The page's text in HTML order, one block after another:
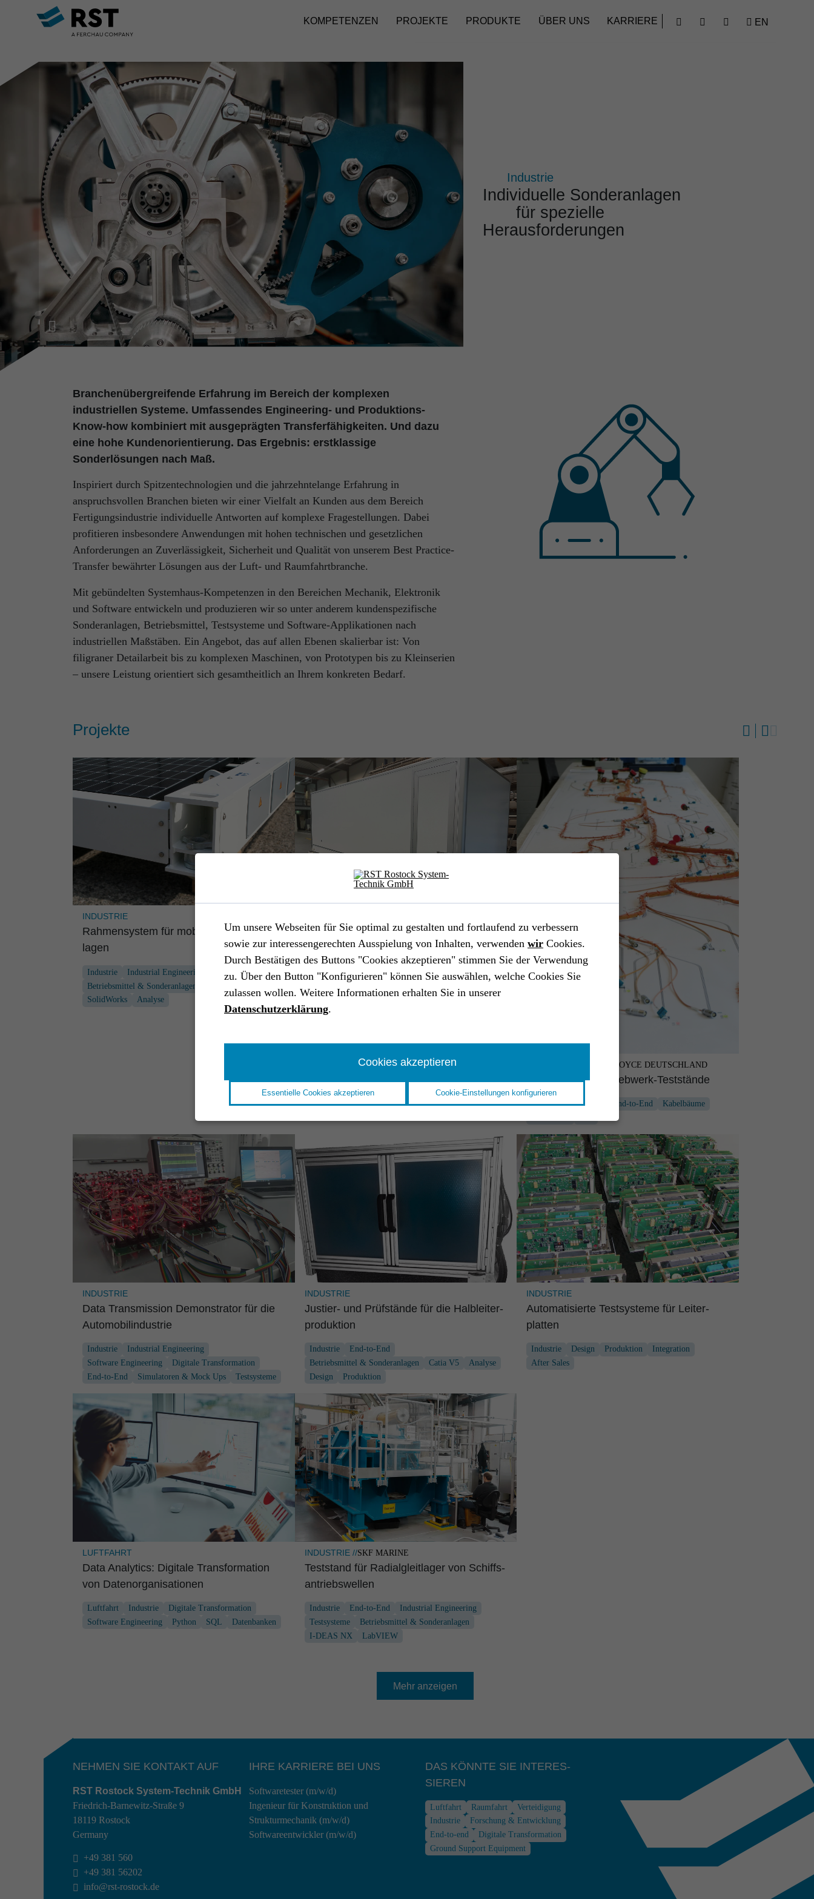
KOMPETENZEN PROJEKTE PRODUKTE ÜBER UNS KARRIERE     EN
Industrie
Indi­vi­du­elle Sonder­an­lagen
für spezi­elle
Heraus­for­de­rungen
Branchenübergreifende Erfahrung im Bereich der komplexen
industriellen Systeme. Umfassendes Engineering- und Produktions-
Know-how kombiniert mit ausgeprägten Transferfähigkeiten. Und dazu
eine hohe Kundenorientierung. Das Ergebnis: erstklassige
Sonderlösungen nach Maß.
Inspiriert durch Spitzentechnologien und die jahrzehntelange Erfahrung in
anspruchsvollen Branchen bieten wir einer Vielfalt an Kunden aus dem Bereich
Fertigungsindustrie individuelle Antworten auf komplexe Fragestellungen. Dabei
profitieren insbesondere Anwendungen mit hohen technischen und gesetzlichen
Anforderungen an Zuverlässigkeit, Sicherheit und Qualität von unserem Best Practice-
Transfer bewährter Lösungen aus der Luft- und Raumfahrtbranche.
Mit gebündelten Systemhaus-Kompetenzen in den Bereichen Mechanik, Elektronik
und Software entwickeln und produzieren wir so unter anderem kundenspezifische
Sonderanlagen, Betriebsmittel, Testsysteme und Software-Applikationen nach
industriellen Maßstäben. Ein Angebot, das auf allen Ebenen skalierbar ist: Von
filigraner Detailarbeit bis zu komplexen Maschinen, von Prototypen bis zu Kleinserien
– unsere Leistung orientiert sich gesamtheitlich an Ihrem konkreten Bedarf.
Projekte
INDUSTRIE
Rahmen­system für mobile Solaran­
lagen
Industrie Industrial Engineering
End-to-End
Betriebsmittel & Sonderanlagen
SolidWorks
Analyse
Container für den Transport von Geräten
der Halblei­ter­in­dus­trie
Industrie Industrial Engineering
Catia V5
ROLLS-ROYCE DEUTSCHLAND
Kabelbäume für Triebwerk-Teststände
Luftfahrt Industrie End-to-End
Kabelbäume
INDUSTRIE
Data Transmis­sion Demons­trator für die
Automo­bil­in­dus­trie
Industrie
Industrial Engineering
Software Engineering
Digitale Transformation
End-to-End
Simulatoren & Mock Ups Testsysteme
INDUSTRIE
Justier- und Prüfstände für die Halblei­ter­
pro­duk­tion
Industrie
End-to-End
Betriebsmittel & Sonderanlagen
Catia V5
Analyse
Design
Produktion
INDUSTRIE
Automa­ti­sierte Testsys­teme für Leiter­
platten
Industrie Design Produktion
Integration
After Sales
LUFTFAHRT
Data Analytics: Digitale Transfor­ma­tion
von Datenor­ga­ni­sa­ti­onen
Luftfahrt Industrie
Digitale Transformation
Software Engineering
Python SQL Datenbanken
INDUSTRIE //SKF MARINE
Teststand für Radial­gleit­lager von Schiffs­
an­triebs­wellen
Industrie End-to-End
Industrial Engineering
Testsysteme
Betriebsmittel & Sonderanlagen
I-DEAS NX
LabVIEW
Mehr anzeigen
 
NEHMEN SIE KONTAKT AUF
RST Rostock System-Technik GmbH
Friedrich-Barnewitz-Straße 9
18119 Rostock
Germany

+49 381 560

+49 381 56202

info@rst-rostock.de
IHRE KARRIERE BEI UNS
Softwaretester (m/w/d)
Ingenieur für Konstruktion und
Strukturmechanik (m/w/d)
Softwareentwickler (m/w/d)
DAS KÖNNTE SIE INTER­ES­
SIEREN
Luftfahrt Raumfahrt
Verteidigung
Industrie
Forschung & Entwicklung
End-to-end
Digitale Transformation
Ground Support Equipment
Um unsere Webseiten für Sie optimal zu gestalten und fortlaufend zu verbessern
sowie zur interessengerechten Ausspielung von Inhalten, verwenden wir Cookies.
Durch Bestätigen des Buttons "Cookies akzeptieren" stimmen Sie der Verwendung
zu. Über den Button "Konfigurieren" können Sie auswählen, welche Cookies Sie
zulassen wollen. Weitere Informationen erhalten Sie in unserer
Datenschutzerklärung.
Cookies akzeptieren
Essentielle Cookies akzeptieren Cookie-Einstellungen konfigurieren